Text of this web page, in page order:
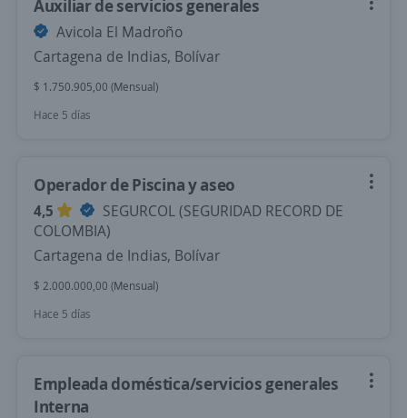
Auxiliar de servicios generales
Avicola El Madroño
Cartagena de Indias, Bolívar
$ 1.750.905,00 (Mensual)
Hace 5 días
Operador de Piscina y aseo
4,5
SEGURCOL (SEGURIDAD RECORD DE
COLOMBIA)
Cartagena de Indias, Bolívar
$ 2.000.000,00 (Mensual)
Hace 5 días
Empleada doméstica/servicios generales
Interna